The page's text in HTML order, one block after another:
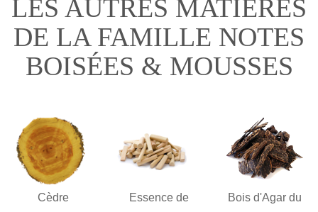
LES AUTRES MATIÈRES
DE LA FAMILLE NOTES
BOISÉES & MOUSSES
Cèdre
Essence de
Bois d'Agar du